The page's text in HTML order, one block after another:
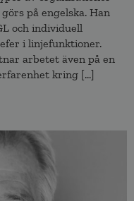
på engelska. Han
och individuell
i linjefunktioner.
arbetet även på en
kring […]